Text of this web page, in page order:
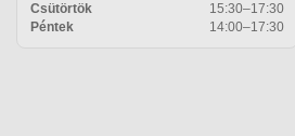
Csütörtök
15:30–17:30
Péntek
14:00–17:30